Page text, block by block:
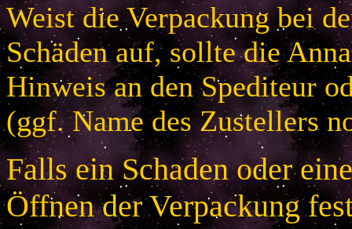
Weist die Verpackung bei
Schäden auf, sollte die
Hinweis an den Spediteur
(ggf. Name des Zustellers
Falls ein Schaden oder
Öffnen der Verpackung